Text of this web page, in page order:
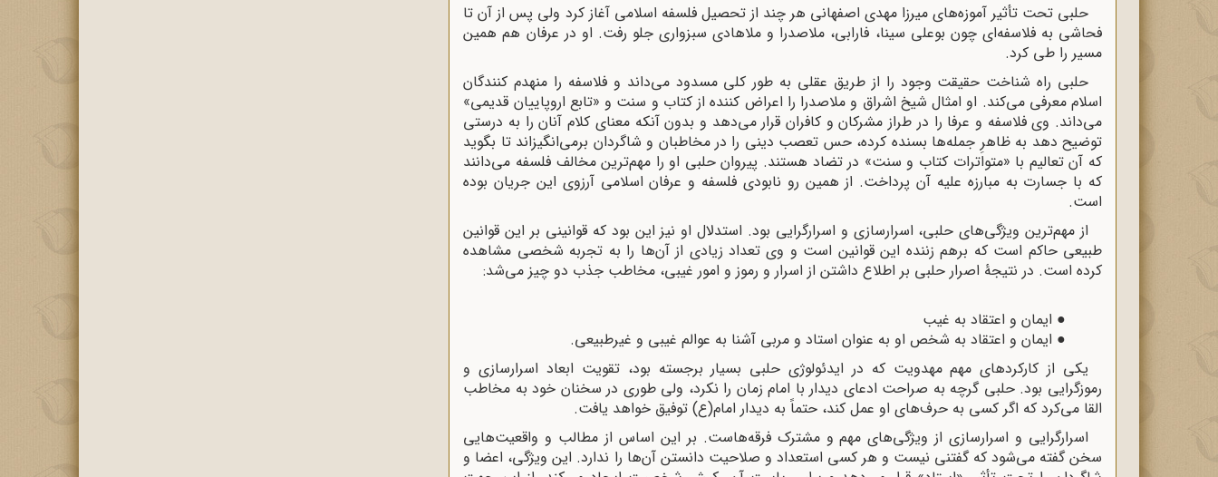
حلبی تحت تأثیر آموزه‌های میرزا مهدی اصفهانی هر چند از تحصیل فلسفه اسلامی آغاز کرد ولی پس از آن تا
فحاشی به فلاسفه‌ای چون بوعلی سینا، فارابی، ملاصدرا و ملاهادی سبزواری جلو رفت. او در عرفان هم همین
مسیر را طی کرد.
حلبی راه شناخت حقیقت وجود را از طریق عقلی به طور کلی مسدود می‌داند و فلاسفه را منهدم کنندگان
اسلام معرفی می‌کند. او امثال شیخ اشراق و ملاصدرا را اعراض کننده از کتاب و سنت و «تابع اروپاییان قدیمی»
می‌داند. وی فلاسفه و عرفا را در طراز مشرکان و کافران قرار می‌دهد و بدون آنکه معنای کلام آنان را به درستی
توضیح دهد به ظاهرِ جمله‌ها بسنده کرده، حس تعصب دینی را در مخاطبان و شاگردان برمی‌انگیزاند تا بگوید
که آن تعالیم با «متواترات کتاب و سنت» در تضاد هستند. پیروان حلبی او را مهم‌ترین مخالف فلسفه می‌دانند
که با جسارت به مبارزه علیه آن پرداخت. از همین رو نابودی فلسفه و عرفان اسلامی آرزوی این جریان بوده
است.
از مهم‌ترین ویژگی‌های حلبی، اسرارسازی و اسرارگرایی بود. استدلال او نیز این بود که قوانینی بر این قوانین
طبیعی حاکم است که برهم زننده این قوانین است و وی تعداد زیادی از آن‌ها را به تجربه شخصی مشاهده
کرده است. در نتیجۀ اصرار حلبی بر اطلاع داشتن از اسرار و رموز و امور غیبی، مخاطب جذب دو چیز می‌شد:
● ایمان و اعتقاد به غیب
● ایمان و اعتقاد به شخص او به عنوان استاد و مربی آشنا به عوالم غیبی و غیرطبیعی.
یکی از کارکردهای مهم مهدویت که در ایدئولوژی حلبی بسیار برجسته بود، تقویت ابعاد اسرارسازی و
رموزگرایی بود. حلبی گرچه به صراحت ادعای دیدار با امام زمان را نکرد، ولی طوری در سخنان خود به مخاطب
القا می‌کرد که اگر کسی به حرف‌های او عمل کند، حتماً به دیدار امام(ع) توفیق خواهد یافت.
اسرارگرایی و اسرارسازی از ویژگی‌های مهم و مشترک فرقه‌هاست. بر این اساس از مطالب و واقعیت‌هایی
سخن گفته می‌شود که گفتنی نیست و هر کسی استعداد و صلاحیت دانستن آن‌ها را ندارد. این ویژگی، اعضا و